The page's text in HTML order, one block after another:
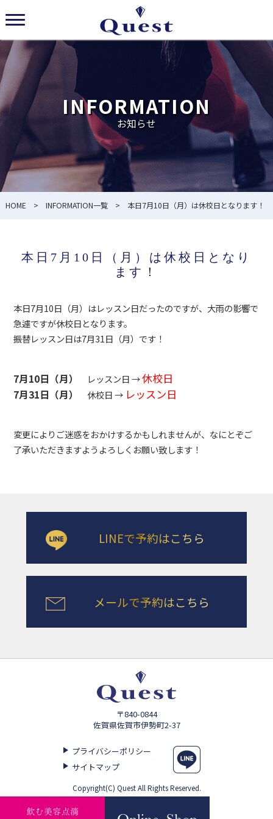
INFORMATION
お知らせ
HOME> INFORMATION一覧> 本日7月10日（月）は休校日となります！
本日7月10日（月）は休校日となり
ます！
本日7月10日（月）はレッスン日だったのですが、大雨の影響で
急遽ですが休校日となります。
振替レッスン日は7月31日（月）です！
7月10日（月） レッスン日 →休校日
7月31日（月） 休校日 → レッスン日
変更によりご迷惑をおかけするかもしれませんが、なにとぞご
了承いただきますようよろしくお願い致します！
LINEで予約はこちら
メールで予約はこちら
〒840-0844
佐賀県佐賀市伊勢町2-37
プライバシーポリシー
サイトマップ
Copyright(C) Quest All Rights Reserved.